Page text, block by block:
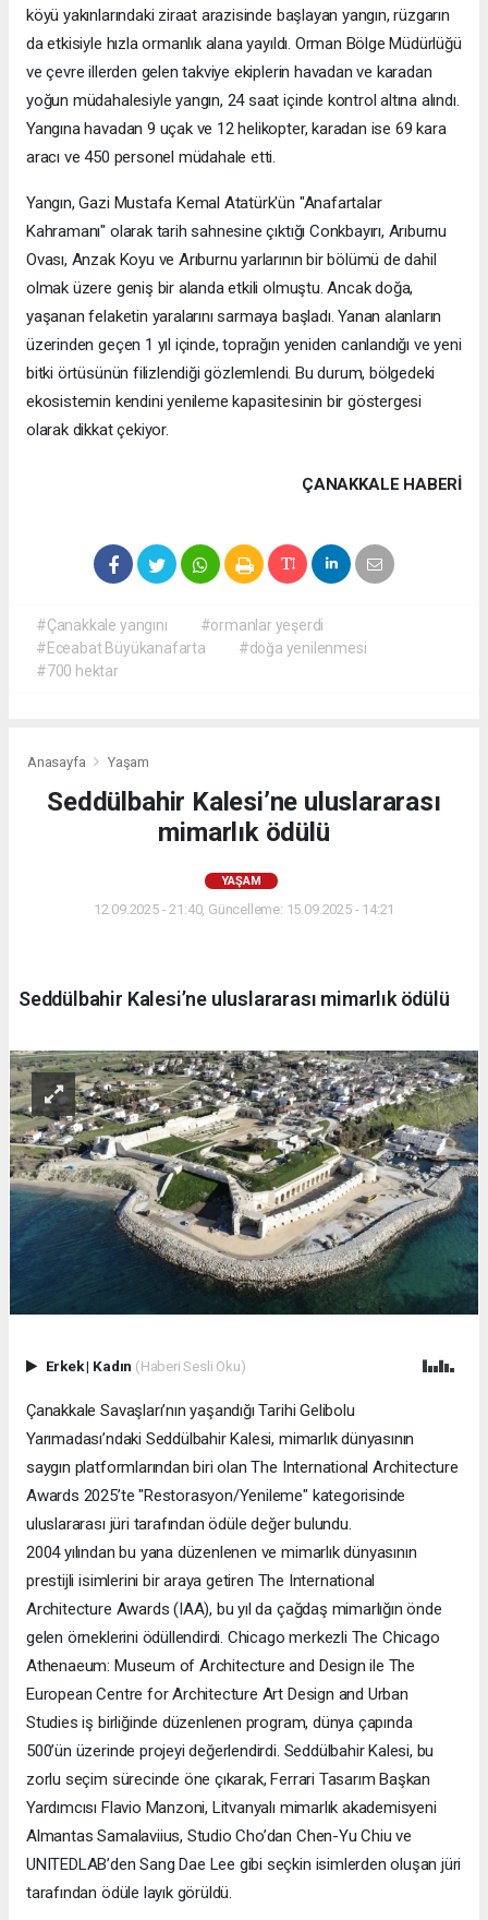
köyü yakınlarındaki ziraat arazisinde başlayan yangın, rüzgarın
da etkisiyle hızla ormanlık alana yayıldı. Orman Bölge Müdürlüğü
ve çevre illerden gelen takviye ekiplerin havadan ve karadan
yoğun müdahalesiyle yangın, 24 saat içinde kontrol altına alındı.
Yangına havadan 9 uçak ve 12 helikopter, karadan ise 69 kara
aracı ve 450 personel müdahale etti.
Yangın, Gazi Mustafa Kemal Atatürk'ün "Anafartalar
Kahramanı" olarak tarih sahnesine çıktığı Conkbayırı, Arıburnu
Ovası, Anzak Koyu ve Arıburnu yarlarının bir bölümü de dahil
olmak üzere geniş bir alanda etkili olmuştu. Ancak doğa,
yaşanan felaketin yaralarını sarmaya başladı. Yanan alanların
üzerinden geçen 1 yıl içinde, toprağın yeniden canlandığı ve yeni
bitki örtüsünün filizlendiği gözlemlendi. Bu durum, bölgedeki
ekosistemin kendini yenileme kapasitesinin bir göstergesi
olarak dikkat çekiyor.
ÇANAKKALE HABERİ
#Çanakkale yangını
#ormanlar yeşerdi
#Eceabat Büyükanafarta
#doğa yenilenmesi
#700 hektar
Anasayfa Yaşam
Seddülbahir Kalesi’ne uluslararası
mimarlık ödülü
YAŞAM
12.09.2025 - 21:40, Güncelleme: 15.09.2025 - 14:21
Seddülbahir Kalesi’ne uluslararası mimarlık ödülü
Erkek| Kadın (Haberi Sesli Oku)
Çanakkale Savaşları’nın yaşandığı Tarihi Gelibolu
Yarımadası’ndaki Seddülbahir Kalesi, mimarlık dünyasının
saygın platformlarından biri olan The International Architecture
Awards 2025’te "Restorasyon/Yenileme" kategorisinde
uluslararası jüri tarafından ödüle değer bulundu.
2004 yılından bu yana düzenlenen ve mimarlık dünyasının
prestijli isimlerini bir araya getiren The International
Architecture Awards (IAA), bu yıl da çağdaş mimarlığın önde
gelen örneklerini ödüllendirdi. Chicago merkezli The Chicago
Athenaeum: Museum of Architecture and Design ile The
European Centre for Architecture Art Design and Urban
Studies iş birliğinde düzenlenen program, dünya çapında
500’ün üzerinde projeyi değerlendirdi. Seddülbahir Kalesi, bu
zorlu seçim sürecinde öne çıkarak, Ferrari Tasarım Başkan
Yardımcısı Flavio Manzoni, Litvanyalı mimarlık akademisyeni
Almantas Samalaviius, Studio Cho’dan Chen-Yu Chiu ve
UNITEDLAB’den Sang Dae Lee gibi seçkin isimlerden oluşan jüri
tarafından ödüle layık görüldü.